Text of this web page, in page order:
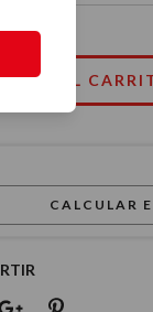
CALCULAR